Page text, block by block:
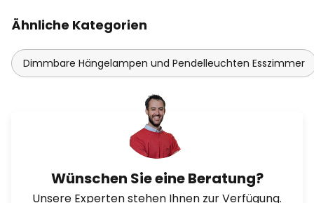
Ähnliche Kategorien
Dimmbare Hängelampen und Pendelleuchten Esszimmer
Wünschen Sie eine Beratung?
Unsere Experten stehen Ihnen zur Verfügung.